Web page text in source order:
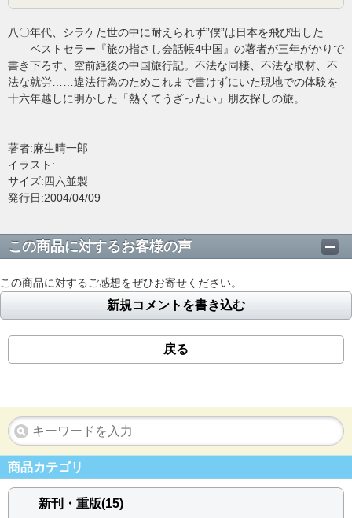
八〇年代、シラケた世の中に耐えられず”僕”は日本を飛び出した
――ベストセラー『旅の指さし会話帳4中国』の著者が三年がかりで
書き下ろす、空前絶後の中国旅行記。不法な同棲、不法な取材、不
法な就労……違法行為のためこれまで書けずにいた現地での体験を
十六年越しに明かした「熱くてうざったい」朋友探しの旅。
著者:麻生晴一郎
イラスト:
サイズ:四六並製
発行日:2004/04/09
この商品に対するお客様の声
この商品に対するご感想をぜひお寄せください。
新規コメントを書き込む
戻る
商品カテゴリ
新刊・重版(15)